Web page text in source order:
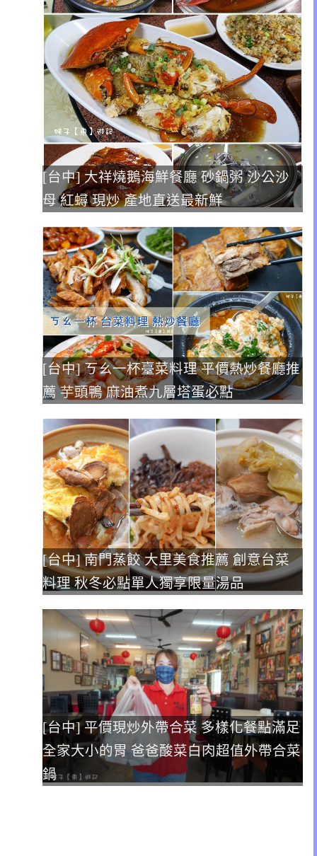
[台中] 大祥燒鵝海鮮餐廳 砂鍋粥 沙公沙
母 紅蟳 現炒 產地直送最新鮮
[台中] ㄎㄠ一杯臺菜料理 平價熱炒餐廳推
薦 芋頭鴨 麻油煮九層塔蛋必點
[台中] 南門蒸餃 大里美食推薦 創意台菜
料理 秋冬必點單人獨享限量湯品
[台中] 平價現炒外帶合菜 多樣化餐點滿足
全家大小的胃 爸爸酸菜白肉超值外帶合菜
鍋